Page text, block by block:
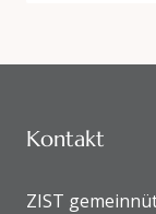
Kontakt
ZIST